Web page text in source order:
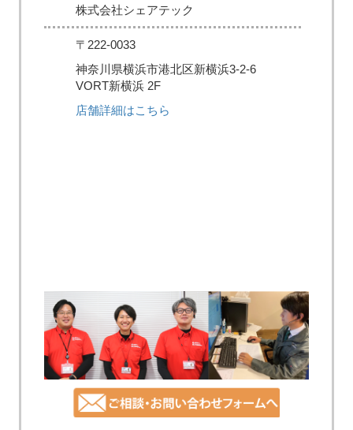
株式会社シェアテック
〒222-0033
神奈川県横浜市港北区新横浜3-2-6
VORT新横浜 2F
店舗詳細はこちら